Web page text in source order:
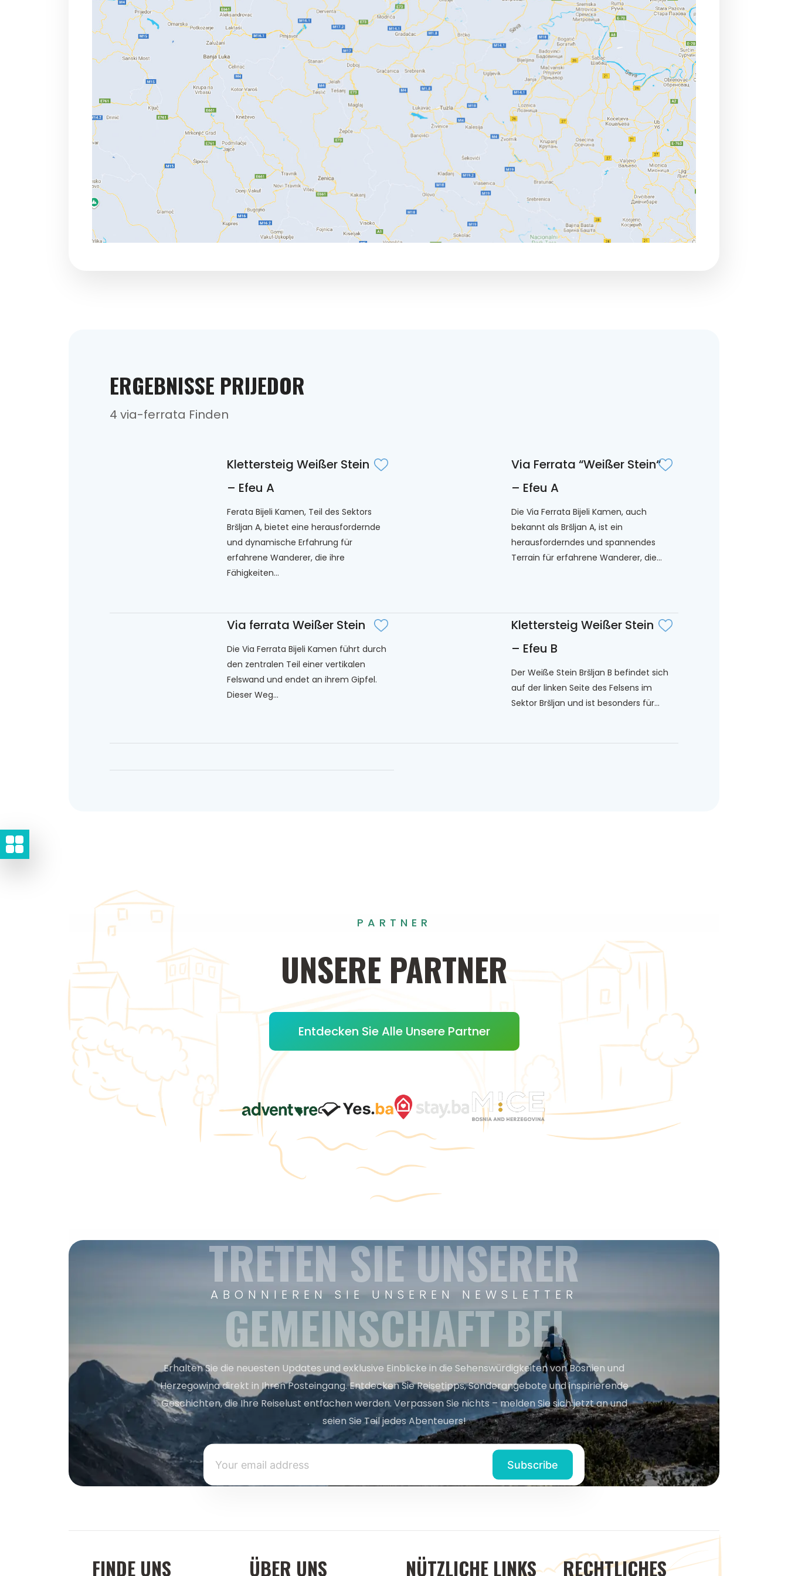
ERGEBNISSE PRIJEDOR
4 via-ferrata Finden
Klettersteig Weißer Stein
– Efeu A
Ferata Bijeli Kamen, Teil des Sektors
Bršljan A, bietet eine herausfordernde
und dynamische Erfahrung für
erfahrene Wanderer, die ihre
Fähigkeiten...
Via Ferrata “Weißer Stein“
– Efeu A
Die Via Ferrata Bijeli Kamen, auch
bekannt als Bršljan A, ist ein
herausforderndes und spannendes
Terrain für erfahrene Wanderer, die...
Via ferrata Weißer Stein
Die Via Ferrata Bijeli Kamen führt durch
den zentralen Teil einer vertikalen
Felswand und endet an ihrem Gipfel.
Dieser Weg...
Klettersteig Weißer Stein
– Efeu B
Der Weiße Stein Bršljan B befindet sich
auf der linken Seite des Felsens im
Sektor Bršljan und ist besonders für...
PARTNER
UNSERE PARTNER
Entdecken Sie Alle Unsere Partner
ABONNIEREN SIE UNSEREN NEWSLETTER
TRETEN SIE UNSERER
GEMEINSCHAFT BEI
Erhalten Sie die neuesten Updates und exklusive Einblicke in die Sehenswürdigkeiten von Bosnien und
Herzegowina direkt in Ihren Posteingang. Entdecken Sie Reisetipps, Sonderangebote und inspirierende
Geschichten, die Ihre Reiselust entfachen werden. Verpassen Sie nichts – melden Sie sich jetzt an und
seien Sie Teil jedes Abenteuers!
FINDE UNS ÜBER UNS NÜTZLICHE LINKS RECHTLICHES